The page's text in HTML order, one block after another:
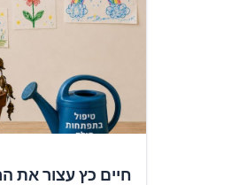
חיים כץ עצור את